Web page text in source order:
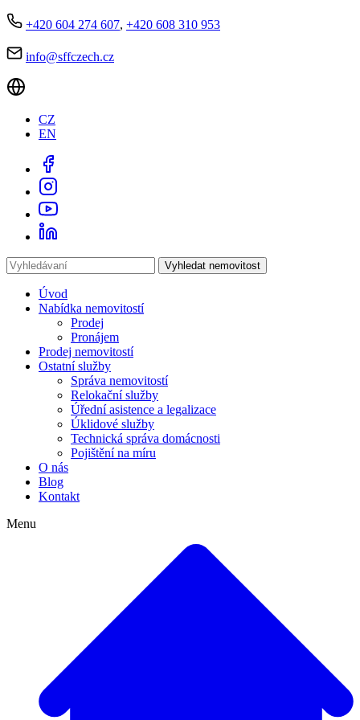
+420 604 274 607, +420 608 310 953
info@sffczech.cz
CZ
EN
Vyhledat nemovitost
Úvod
Nabídka nemovitostí
Prodej
Pronájem
Prodej nemovitostí
Ostatní služby
Správa nemovitostí
Relokační služby
Úřední asistence a legalizace
Úklidové služby
Technická správa domácnosti
Pojištění na míru
O nás
Blog
Kontakt
Menu